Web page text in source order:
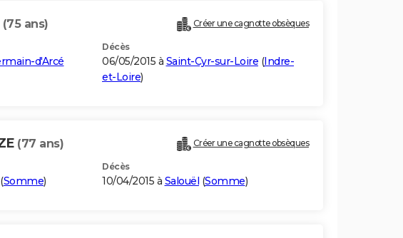
(75 ans) Créer une cagnotte obsèques
d'Arcé
Décès
06/05/2015 à Saint-Cyr-sur-Loire (Indre-
et-Loire)
(77 ans) Créer une cagnotte obsèques
(Somme)
Décès
10/04/2015 à Salouël (Somme)